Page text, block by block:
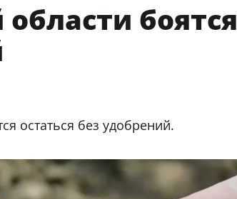
боятся
остаться без удобрений.